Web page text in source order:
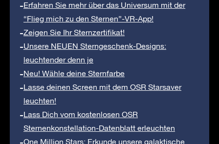
Erfahren Sie mehr über das Universum mit der
“Flieg mich zu den Sternen”-VR-App!
Zeigen Sie Ihr Sternzertifikat!
Unsere NEUEN Sterngeschenk-Designs:
leuchtender denn je
Neu! Wähle deine Sternfarbe
Lasse deinen Screen mit dem OSR Starsaver
leuchten!
Lass Dich vom kostenlosen OSR
Sternenkonstellation-Datenblatt erleuchten
One Million Stars: Erkunde unsere galaktische